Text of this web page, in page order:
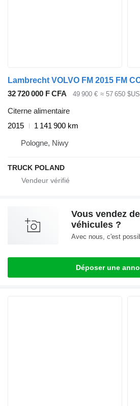
32 720 000 F CFA 49 900 € ≈ 57 650 $US
Citerne alimentaire
2015
1 141 900 km
Pologne, Niwy
TRUCK POLAND
Vous vendez
véhicules ?
Avec nous, c'est
Déposer une